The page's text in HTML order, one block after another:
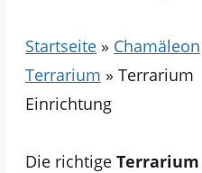
Startseite » Chamäleon
Terrarium » Terrarium
Einrichtung
Die richtige Terrarium